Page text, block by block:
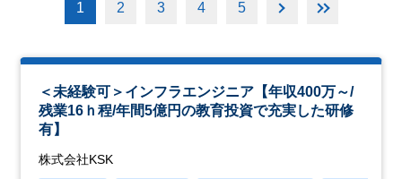
1 2 3 4 5
＜未経験可＞インフラエンジニア【年収400万～/
残業16ｈ程/年間5億円の教育投資で充実した研修
有】
株式会社KSK